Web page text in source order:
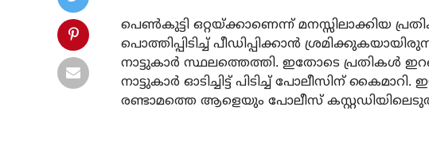
പെണ്‍കുട്ടി ഒറ്റയ്ക്കാണെന്ന് മനസ്സിലാക്കിയ
പൊത്തിപ്പിടിച്ച് പീഡിപ്പിക്കാന്‍
നാട്ടുകാര്‍ സ്ഥലത്തെത്തി. ഇതോടെ പ്രതികള്‍
നാട്ടുകാര്‍ ഓടിച്ചിട്ട് പിടിച്ച് പോലീസിന്
രണ്ടാമത്തെ ആളെയും പോലീസ്